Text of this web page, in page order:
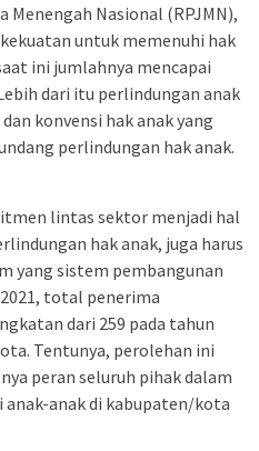
Menengah Nasional (RPJMN),
untuk memenuhi hak
ini jumlahnya mencapai
dari itu perlindungan anak
konvensi hak anak yang
perlindungan hak anak.
lintas sektor menjadi hal
hak anak, juga harus
yang sistem pembangunan
total penerima
dari 259 pada tahun
Tentunya, perolehan ini
peran seluruh pihak dalam
anak di kabupaten/kota